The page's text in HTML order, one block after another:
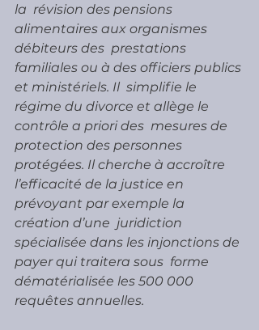
la  révision des pensions
alimentaires aux organismes
débiteurs des  prestations
familiales ou à des officiers publics
et ministériels. Il  simplifie le
régime du divorce et allège le
contrôle a priori des  mesures de
protection des personnes
protégées. Il cherche à accroître
l’efficacité de la justice en
prévoyant par exemple la
création d’une  juridiction
spécialisée dans les injonctions de
payer qui traitera sous  forme
dématérialisée les 500 000
requêtes annuelles.